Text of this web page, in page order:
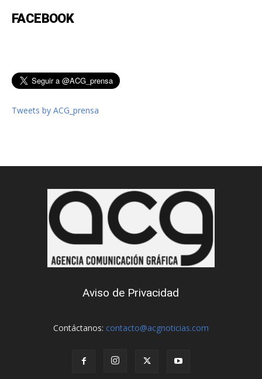
FACEBOOK
Tweets by ACG_prensa
Aviso de Privacidad
Contáctanos: contacto@acgnoticias.com